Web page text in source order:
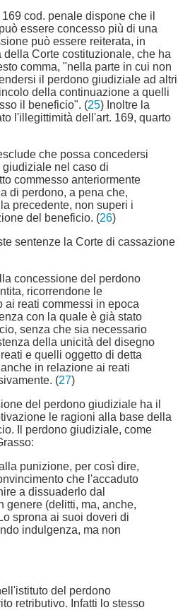
169 cod. penale dispone che il
essere concesso più di una
può essere reiterata, in
Corte costituzionale, che ha
comma, "nella parte in cui non
il perdono giudiziale ad altri
della continuazione a quelli
il beneficio". (25) Inoltre la
l'illegittimità dell'art. 169, quarto
che possa concedersi
nel caso di
commesso anteriormente
di perdono, a pena che,
precedente, non superi i
del beneficio. (26)
sentenze la Corte di cassazione
concessione del perdono
ricorrendone le
ai reati commessi in epoca
con la quale è già stato
senza che sia necessario
della unicità del disegno
e quelli oggetto di detta
in relazione ai reati
(27)
del perdono giudiziale ha il
le ragioni alla base della
Il perdono giudiziale, come
punizione, per così dire,
che l'accaduto
a dissuaderlo dal
genere (delitti, ma, anche,
sprona ai suoi doveri di
indulgenza, ma non
del perdono
retributivo. Infatti lo stesso